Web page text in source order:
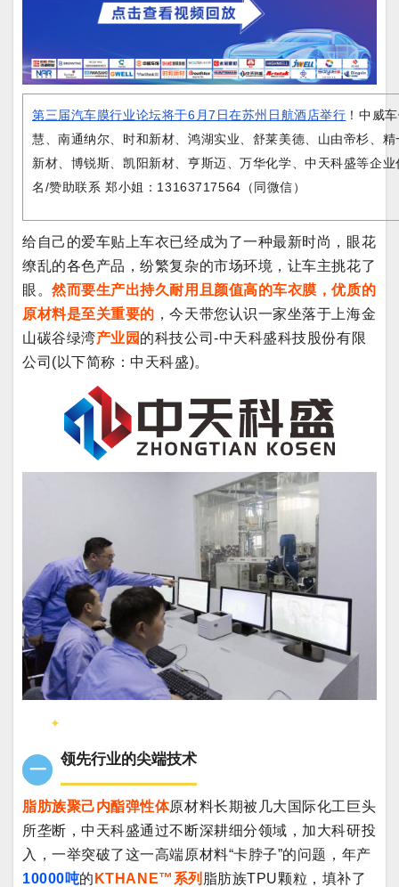
第三届汽车膜行业论坛将于6月7日在苏州日航酒店举行 ！中威
慧、南通纳尔、时和新材、鸿湖实业、舒莱美德、山由帝杉、
新材、博锐斯、凯阳新材、亨斯迈、万华化学、中天科盛等企
名/赞助联系 郑小姐：13163717564（同微信）
给自己的爱车贴上车衣已经成为了一种最新时尚，眼花
缭乱的各色产品，纷繁复杂的市场环境，让车主挑花了
眼。然而要生产出持久耐用且颜值高的车衣膜，优质的
原材料是至关重要的 ，今天带您认识一家坐落于上海金
山碳谷绿湾产业园 的科技公司-中天科盛科技股份有限
公司(以下简称：中天科盛)。
一
✦
领先行业的尖端技术
脂肪族聚己内酯弹性体原材料长期被几大国际化工巨头
所垄断，中天科盛通过不断深耕细分领域，加大科研投
入，一举突破了这一高端原材料“卡脖子”的问题，年产
10000吨的 KTHANE™系列 脂肪族TPU颗粒，填补了